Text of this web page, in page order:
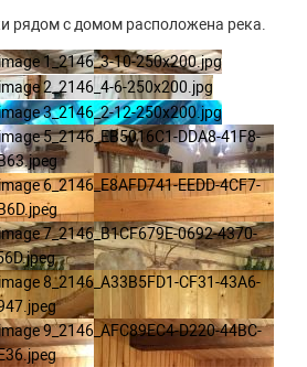
рядом с домом расположена река.